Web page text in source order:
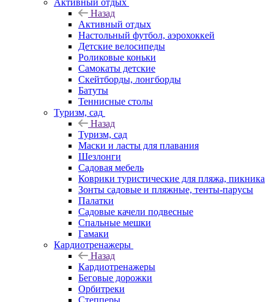
Активный отдых
Назад
Активный отдых
Настольный футбол, аэрохоккей
Детские велосипеды
Роликовые коньки
Самокаты детские
Скейтборды, лонгборды
Батуты
Теннисные столы
Туризм, сад
Назад
Туризм, сад
Маски и ласты для плавания
Шезлонги
Садовая мебель
Коврики туристические для пляжа, пикника
Зонты садовые и пляжные, тенты-парусы
Палатки
Садовые качели подвесные
Спальные мешки
Гамаки
Кардиотренажеры
Назад
Кардиотренажеры
Беговые дорожки
Орбитреки
Степперы